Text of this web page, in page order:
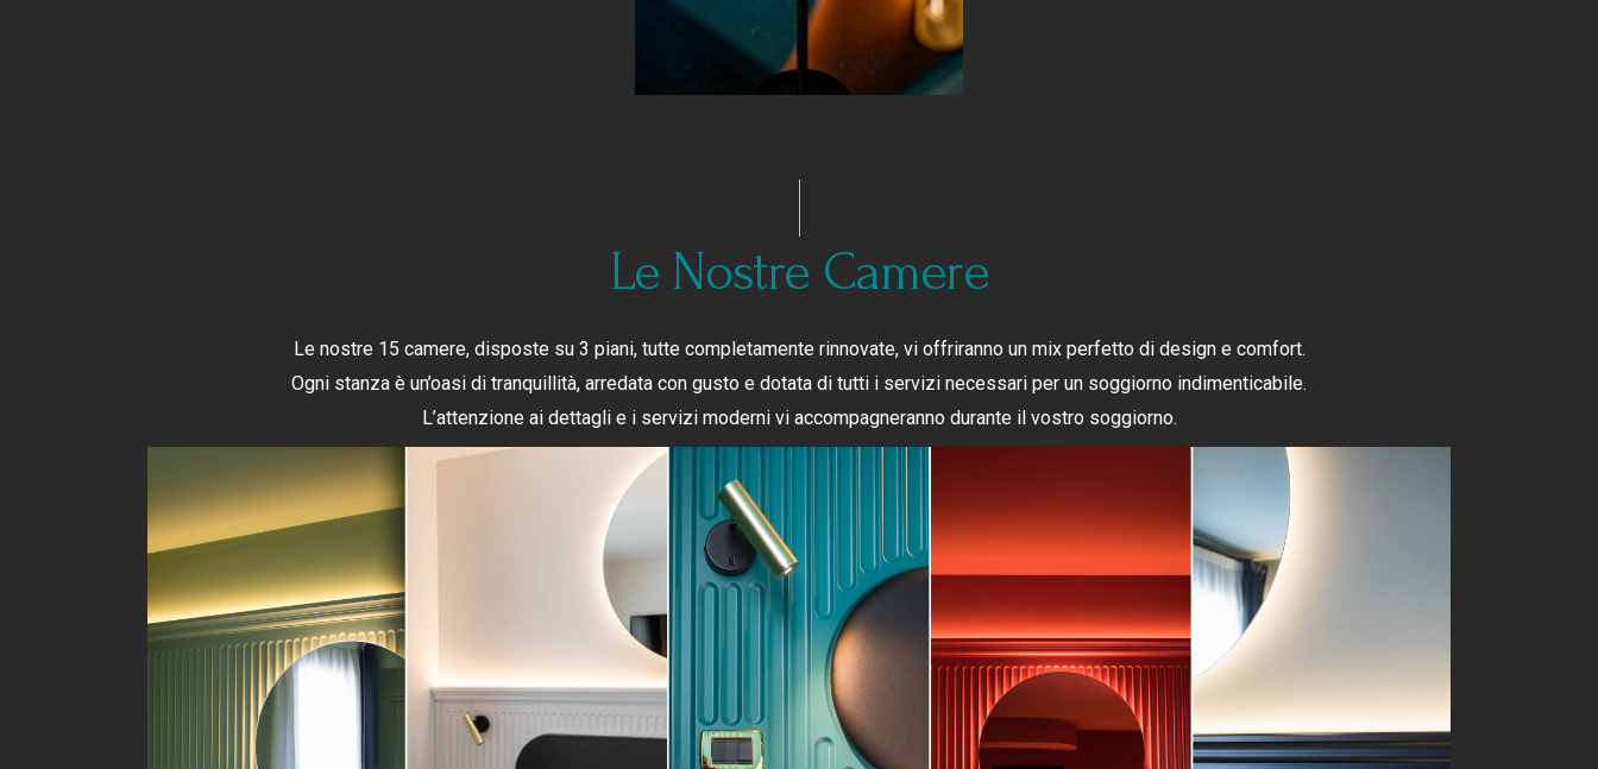
Le Nostre Camere
Le nostre 15 camere, disposte su 3 piani, tutte completamente rinnovate, vi offriranno un mix perfetto di design e comfort.
Ogni stanza è un’oasi di tranquillità, arredata con gusto e dotata di tutti i servizi necessari per un soggiorno indimenticabile.
L’attenzione ai dettagli e i servizi moderni vi accompagneranno durante il vostro soggiorno.